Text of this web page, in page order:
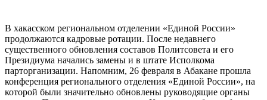
В хакасском региональном отделении «Единой России»
продолжаются кадровые ротации. После недавнего
существенного обновления составов Политсовета и его
Президиума начались замены и в штате Исполкома
парторганизации. Напомним, 26 февраля в Абакане прошла
конференция регионального отделения «Единой России», на
которой были значительно обновлены руководящие органы